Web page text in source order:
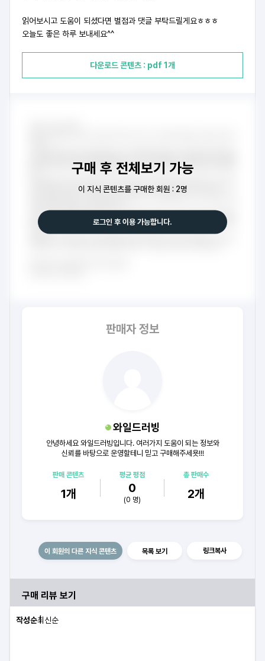
판매자 정보
와일드러빙
안녕하세요 와일드러빙입니다. 여러가지 도움이 되는 정보와
신뢰를 바탕으로 운영할테니 믿고 구매해주세욧!!!
판매 콘텐츠
1개
평균 평점
0
(0 명)
총 판매수
2개
읽어보시고 도움이 되셨다면 별점과 댓글 부탁드릴게요ㅎㅎㅎ
오늘도 좋은 하루 보내세요^^
다운로드 콘텐츠 : pdf 1개
구매 후 전체보기 가능
이 지식 콘텐츠를 구매한 회원 : 2명
로그인 후 이용 가능합니다.
이 회원의 다른 지식 콘텐츠 목록 보기 링크복사
구매 리뷰 보기
작성순최신순